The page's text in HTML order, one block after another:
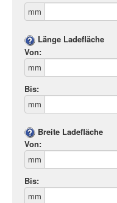
mm
Länge Ladefläche
Von:
mm
Bis:
mm
Breite Ladefläche
Von:
mm
Bis:
mm